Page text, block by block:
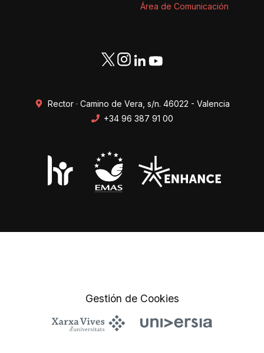
Área de Comunicación
Rector · Camino de Vera, s/n. 46022 - Valencia
+34 96 387 91 00
Gestión de Cookies